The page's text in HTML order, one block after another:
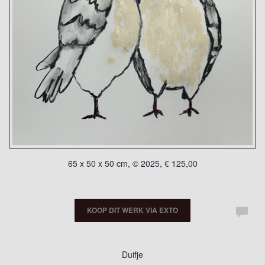
65 x 50 x 50 cm, © 2025, € 125,00
KOOP DIT WERK VIA EXTO
Duifje